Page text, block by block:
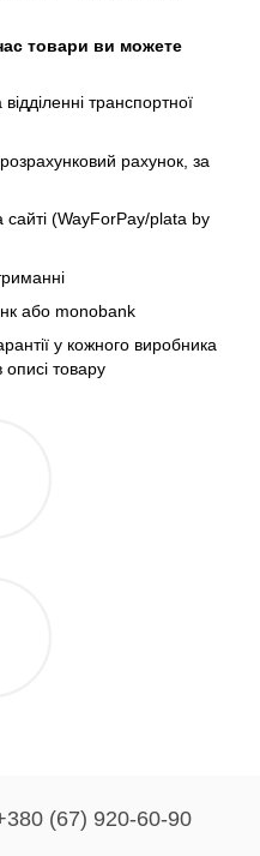
товари ви можете
транспортної
рахунок, за
(WayForPay/plata by
або monobank
у кожного виробника
описі товару
(67) 920-60-90